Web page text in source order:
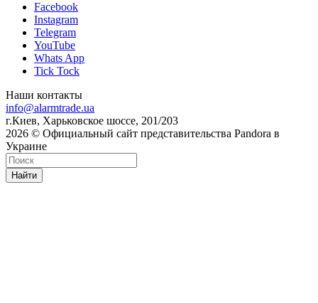
Facebook
Instagram
Telegram
YouTube
Whats App
Tick Tock
Наши контакты
info@alarmtrade.ua
г.Киев, Харьковское шоссе, 201/203
2026 © Официальный сайт представительства Pandora в
Украине
Найти